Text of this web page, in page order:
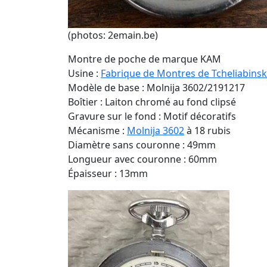
(photos: 2emain.be)
Montre de poche de marque KAM
Usine : Fabrique de Montres de Tcheliabinsk
Modèle de base : Molnija 3602/2191217
Boîtier : Laiton chromé au fond clipsé
Gravure sur le fond : Motif décoratifs
Mécanisme : Molnija 3602à 18 rubis
Diamètre sans couronne : 49mm
Longueur avec couronne : 60mm
Épaisseur : 13mm